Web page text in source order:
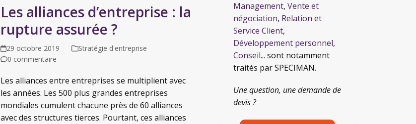
Les alliances d’entreprise : la
rupture assurée ?
29 octobre 2019
Stratégie d'entreprise
0 commentaire
Les alliances entre entreprises se multiplient avec
les années. Les 500 plus grandes entreprises
mondiales cumulent chacune près de 60 alliances
avec des structures tierces. Pourtant, ces alliances
Management, Vente et
négociation, Relation et
Service Client,
Développement personnel,
Conseil... sont notamment
traités par SPECIMAN.
Une question, une demande de
devis ?